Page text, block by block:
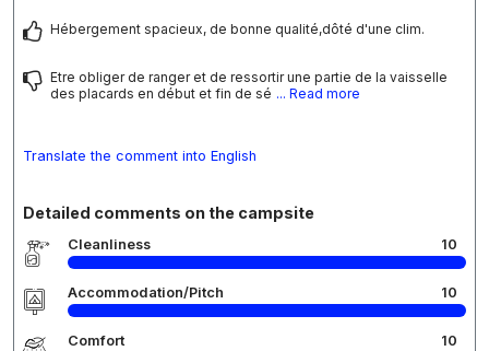
Hébergement spacieux, de bonne qualité,dôté d'une clim.
Etre obliger de ranger et de ressortir une partie de la vaisselle
des placards en début et fin de sé ... Read more
Translate the comment into English
Detailed comments on the campsite
Cleanliness 10
Accommodation/Pitch 10
Comfort 10